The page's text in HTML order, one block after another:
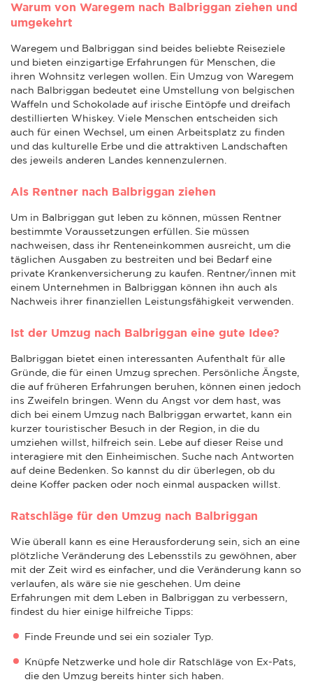
Warum von Waregem nach Balbriggan ziehen und
umgekehrt
Waregem und Balbriggan sind beides beliebte Reiseziele
und bieten einzigartige Erfahrungen für Menschen, die
ihren Wohnsitz verlegen wollen. Ein Umzug von Waregem
nach Balbriggan bedeutet eine Umstellung von belgischen
Waffeln und Schokolade auf irische Eintöpfe und dreifach
destillierten Whiskey. Viele Menschen entscheiden sich
auch für einen Wechsel, um einen Arbeitsplatz zu finden
und das kulturelle Erbe und die attraktiven Landschaften
des jeweils anderen Landes kennenzulernen.
Als Rentner nach Balbriggan ziehen
Um in Balbriggan gut leben zu können, müssen Rentner
bestimmte Voraussetzungen erfüllen. Sie müssen
nachweisen, dass ihr Renteneinkommen ausreicht, um die
täglichen Ausgaben zu bestreiten und bei Bedarf eine
private Krankenversicherung zu kaufen. Rentner/innen mit
einem Unternehmen in Balbriggan können ihn auch als
Nachweis ihrer finanziellen Leistungsfähigkeit verwenden.
Ist der Umzug nach Balbriggan eine gute Idee?
Balbriggan bietet einen interessanten Aufenthalt für alle
Gründe, die für einen Umzug sprechen. Persönliche Ängste,
die auf früheren Erfahrungen beruhen, können einen jedoch
ins Zweifeln bringen. Wenn du Angst vor dem hast, was
dich bei einem Umzug nach Balbriggan erwartet, kann ein
kurzer touristischer Besuch in der Region, in die du
umziehen willst, hilfreich sein. Lebe auf dieser Reise und
interagiere mit den Einheimischen. Suche nach Antworten
auf deine Bedenken. So kannst du dir überlegen, ob du
deine Koffer packen oder noch einmal auspacken willst.
Ratschläge für den Umzug nach Balbriggan
Wie überall kann es eine Herausforderung sein, sich an eine
plötzliche Veränderung des Lebensstils zu gewöhnen, aber
mit der Zeit wird es einfacher, und die Veränderung kann so
verlaufen, als wäre sie nie geschehen. Um deine
Erfahrungen mit dem Leben in Balbriggan zu verbessern,
findest du hier einige hilfreiche Tipps:
Finde Freunde und sei ein sozialer Typ.
Knüpfe Netzwerke und hole dir Ratschläge von Ex-Pats,
die den Umzug bereits hinter sich haben.